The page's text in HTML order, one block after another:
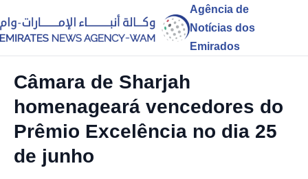
Agência de
Notícias dos
Emirados
Câmara de Sharjah
homenageará vencedores do
Prêmio Excelência no dia 25
de junho